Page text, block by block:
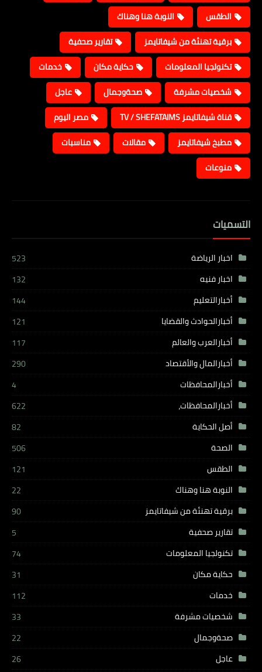
الطقس
النوبة هنا وهناك
برقية تهنئة من شيفاتايمز
تقارير صحفية
تكنولجيا المعلومات
حكاية مكان
خدمات
شخصيات مشرفة
صحةوجمال
عاجل
قناة شيفاتايمز TV / SHEFATAIMS
مصر اليوم
مطبخ شيفاتايمز
مقالات
مناسبات
منوعات
التسميات
اخبار الرياضة
523
اخبار فنيه
132
أخبارالتعليم
144
أخبارالحوادث والقضايا
121
أخبارالعرب والعالم
117
أخبارالمال والأقتصاد
290
أخبارالمحافظات
4
أخبارالمحافظات،
622
أصل الحكاية
82
الصحة
506
الطقس
121
النوبة هنا وهناك
22
برقية تهنئة من شيفاتايمز
90
تقارير صحفية
5
تكنولجيا المعلومات
74
حكاية مكان
31
خدمات
112
شخصيات مشرفة
33
صحةوجمال
22
عاجل
26